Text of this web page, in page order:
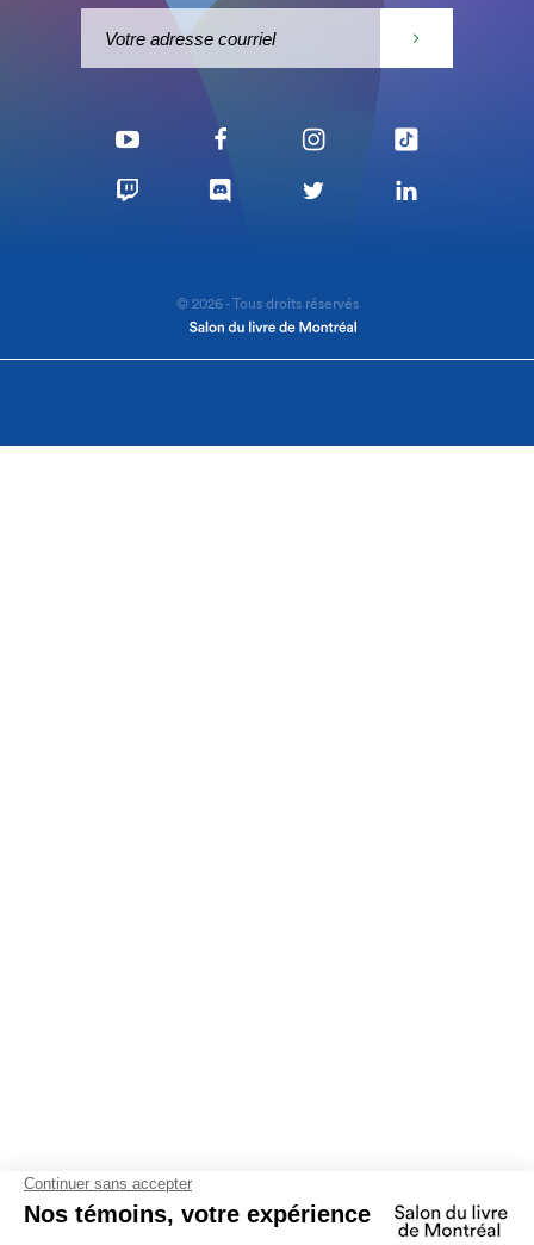
© 2026 - Tous droits réservés